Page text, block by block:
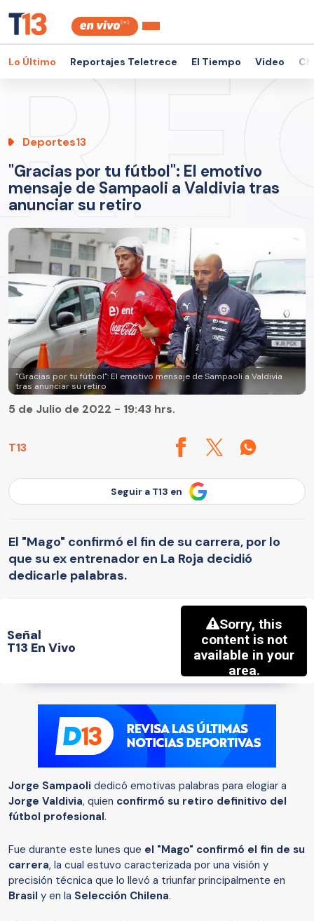
Lo Último Reportajes Teletrece El Tiempo Video
Deportes13
"Gracias por tu fútbol": El emotivo
mensaje de Sampaoli a Valdivia tras
anunciar su retiro
"Gracias por tu fútbol": El emotivo mensaje de Sampaoli a Valdivia
tras anunciar su retiro
T13
5 de Julio de 2022 - 19:43 hrs.
Seguir a T13 en
El "Mago" confirmó el fin de su carrera, por lo
que su ex entrenador en La Roja decidió
dedicarle palabras.
Señal
T13 En Vivo
Jorge Sampaoli dedicó emotivas palabras para elogiar a
Jorge Valdivia, quien confirmó su retiro definitivo del
fútbol profesional.
Fue durante este lunes que el "Mago" confirmó el fin de su
carrera, la cual estuvo caracterizada por una visión y
precisión técnica que lo llevó a triunfar principalmente en
Brasil y en la Selección Chilena.